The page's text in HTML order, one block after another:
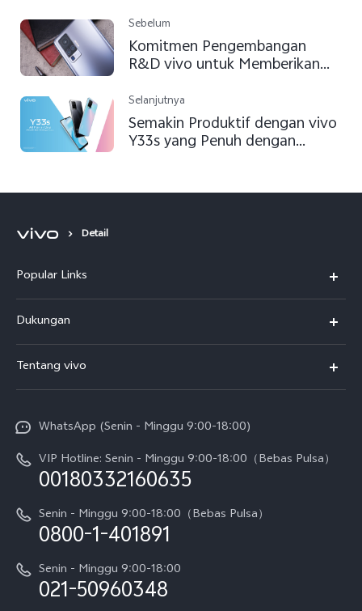
Sebelum
Komitmen Pengembangan
R&D vivo untuk Memberikan
Konsumen
Selanjutnya
Semakin Produktif dengan vivo
Y33s yang Penuh dengan
Detail
Popular Links
T5
T5 Pro
V70
V70 FE
Y05
X300 Pro
Gerai Terdekat
Dukungan
Service Center
Funtouch OS
Pembaruan Sistem
Harga Spare Part
Otentikasi IMEI
Kebijakan Garansi vivo
Tentang vivo
Sejarah
Berita
Pemberitahuan Hukum
Tentang Kami
WhatsApp (Senin - Minggu 9:00-18:00)
VIP Hotline: Senin - Minggu 9:00-18:00（Bebas Pulsa）
00180332160635
Senin - Minggu 9:00-18:00（Bebas Pulsa）
0800-1-401891
Senin - Minggu 9:00-18:00
021-50960348